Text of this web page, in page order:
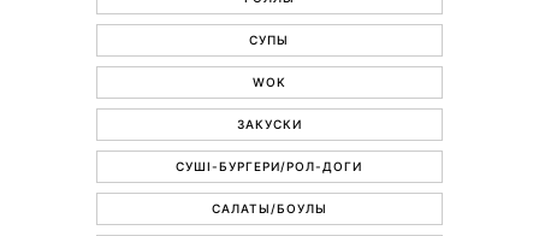
СУПЫ
WOK
ЗАКУСКИ
СУШІ-БУРГЕРИ/РОЛ-ДОГИ
САЛАТЫ/БОУЛЫ